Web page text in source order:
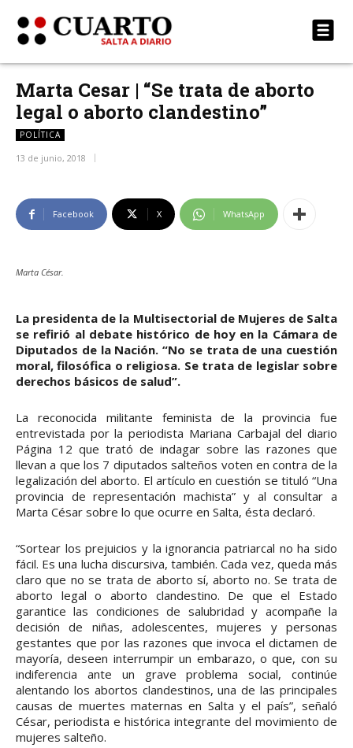
Marta Cesar | “Se trata de aborto
legal o aborto clandestino”
POLÍTICA
13 de junio, 2018
Facebook X WhatsApp
Marta César.
La presidenta de la Multisectorial de Mujeres de Salta
se refirió al debate histórico de hoy en la Cámara de
Diputados de la Nación. “No se trata de una cuestión
moral, filosófica o religiosa. Se trata de legislar sobre
derechos básicos de salud”.
La reconocida militante feminista de la provincia fue
entrevistada por la periodista Mariana Carbajal del diario
Página 12 que trató de indagar sobre las razones que
llevan a que los 7 diputados salteños voten en contra de la
legalización del aborto. El artículo en cuestión se tituló “Una
provincia de representación machista” y al consultar a
Marta César sobre lo que ocurre en Salta, ésta declaró.
“Sortear los prejuicios y la ignorancia patriarcal no ha sido
fácil. Es una lucha discursiva, también. Cada vez, queda más
claro que no se trata de aborto sí, aborto no. Se trata de
aborto legal o aborto clandestino. De que el Estado
garantice las condiciones de salubridad y acompañe la
decisión de niñas, adolescentes, mujeres y personas
gestantes que por las razones que invoca el dictamen de
mayoría, deseen interrumpir un embarazo, o que, con su
indiferencia ante un grave problema social, continúe
alentando los abortos clandestinos, una de las principales
causas de muertes maternas en Salta y el país”, señaló
César, periodista e histórica integrante del movimiento de
mujeres salteño.